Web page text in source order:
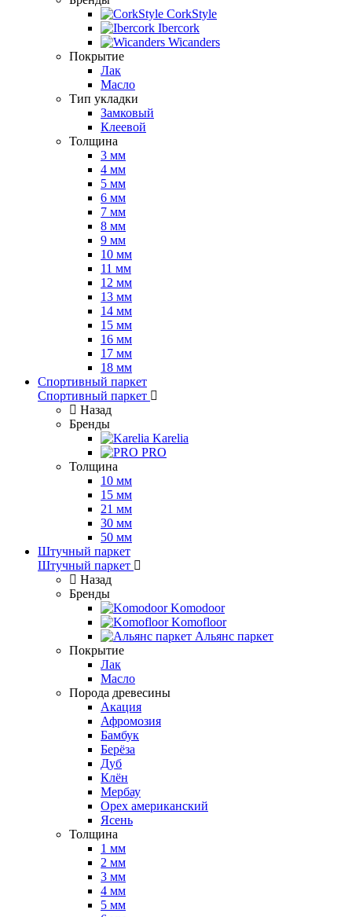
CorkStyle
Ibercork
Wicanders
Покрытие
Лак
Масло
Тип укладки
Замковый
Клеевой
Толщина
3 мм
4 мм
5 мм
6 мм
7 мм
8 мм
9 мм
10 мм
11 мм
12 мм
13 мм
14 мм
15 мм
16 мм
17 мм
18 мм
Спортивный паркет
Спортивный паркет
Назад
Бренды
Karelia
PRO
Толщина
10 мм
15 мм
21 мм
30 мм
50 мм
Штучный паркет
Штучный паркет
Назад
Бренды
Komodoor
Komofloor
Альянс паркет
Покрытие
Лак
Масло
Порода древесины
Акация
Афромозия
Бамбук
Берёза
Дуб
Клён
Мербау
Орех американский
Ясень
Толщина
1 мм
2 мм
3 мм
4 мм
5 мм